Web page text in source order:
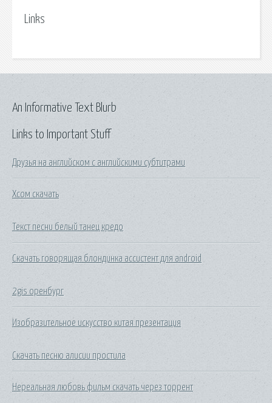
Links
Links to Important Stuff
Друзья на английском с английскими субтитрами
Хсом скачать
Текст песни белый танец кредо
Скачать говорящая блондинка ассистент для android
2gis оренбург
Изобразительное искусство китая презентация
Скачать песню алисии простила
Нереальная любовь фильм скачать через торрент
An Informative Text Blurb